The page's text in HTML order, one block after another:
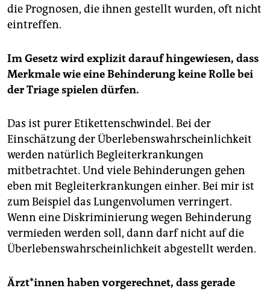
Behindertenrechtsaktivist:innen.(taz)
die Prognosen, die ihnen gestellt wurden, oft nicht
eintreffen.
Im Gesetz wird explizit darauf hingewiesen, dass
Merkmale wie eine Behinderung keine Rolle bei
der Triage spielen dürfen.
Das ist purer Etikettenschwindel. Bei der
Einschätzung der Überlebenswahrscheinlichkeit
werden natürlich Begleiterkrankungen
mitbetrachtet. Und viele Behinderungen gehen
eben mit Begleiterkrankungen einher. Bei mir ist
zum Beispiel das Lungenvolumen verringert.
Wenn eine Diskriminierung wegen Behinderung
vermieden werden soll, dann darf nicht auf die
Überlebenswahrscheinlichkeit abgestellt werden.
Ärz­t*in­nen haben vorgerechnet, dass gerade